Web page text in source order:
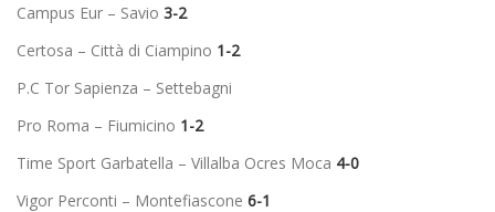
Campus Eur – Savio 3-2
Certosa – Città di Ciampino 1-2
P.C Tor Sapienza – Settebagni
Pro Roma – Fiumicino 1-2
Time Sport Garbatella – Villalba Ocres Moca 4-0
Vigor Perconti – Montefiascone 6-1